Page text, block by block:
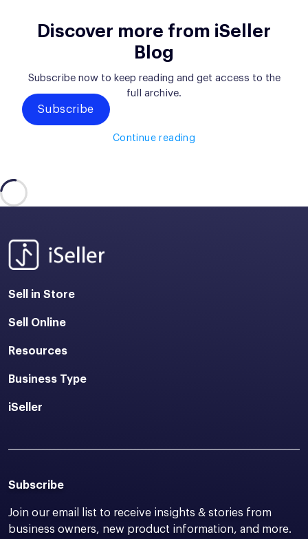
Discover more from iSeller
Blog
Subscribe now to keep reading and get access to the
full archive.
Subscribe
Continue reading
Sell in Store
Sell Online
Resources
Business Type
iSeller
Subscribe
Join our email list to receive insights & stories from
business owners, new product information, and more.